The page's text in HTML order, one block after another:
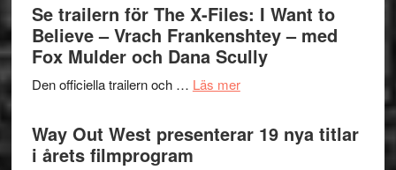
–
en
Se trailern för The X-Files: I Want to
Believe – Vrach Frankenshtey – med
Fox Mulder och Dana Scully
Den officiella trailern och … Läs merom
trailern
för
Way Out West presenterar 19 nya titlar
i årets filmprogram